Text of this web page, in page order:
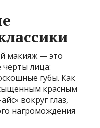
макияж — это
черты лица:
губы. Как
красным
вокруг глаз,
нагромождения